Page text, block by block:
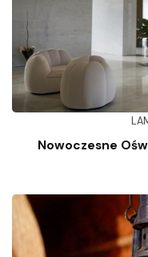
Nowoczesne